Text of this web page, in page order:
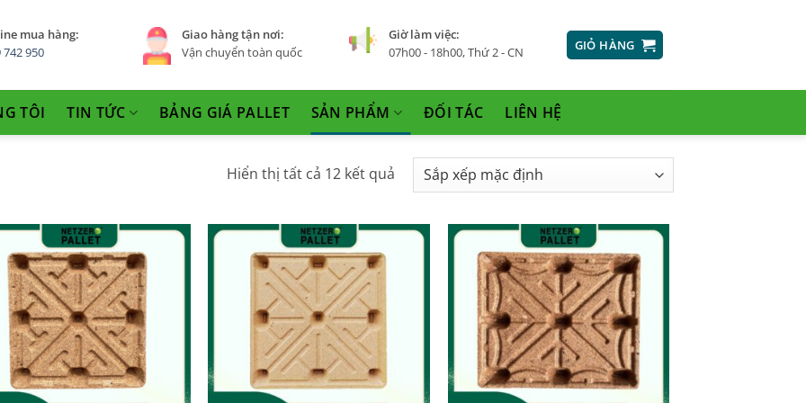
mua hàng:
742 950
Giao hàng tận nơi:
Vận chuyển toàn quốc
Giờ làm việc:
07h00 - 18h00, Thứ 2 - CN
GIỎ HÀNG
TÔI TIN TỨC BẢNG GIÁ PALLET SẢN PHẨM ĐỐI TÁC LIÊN HỆ
Hiển thị tất cả 12 kết quả